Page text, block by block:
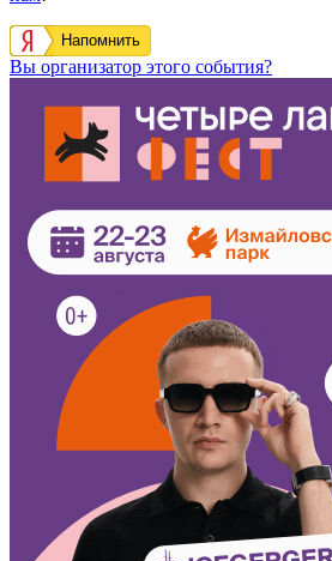
Напомнить
Вы организатор этого события?